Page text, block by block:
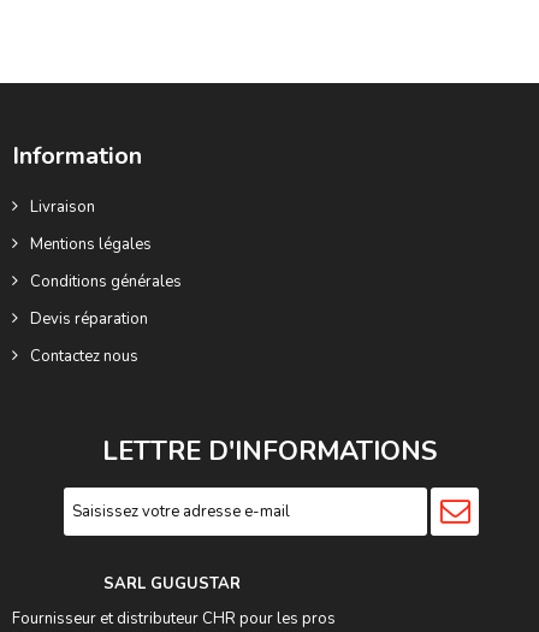
Information
Livraison
Mentions légales
Conditions générales
Devis réparation
Contactez nous
LETTRE D'INFORMATIONS
SARL GUGUSTAR
Fournisseur et distributeur CHR pour les pros